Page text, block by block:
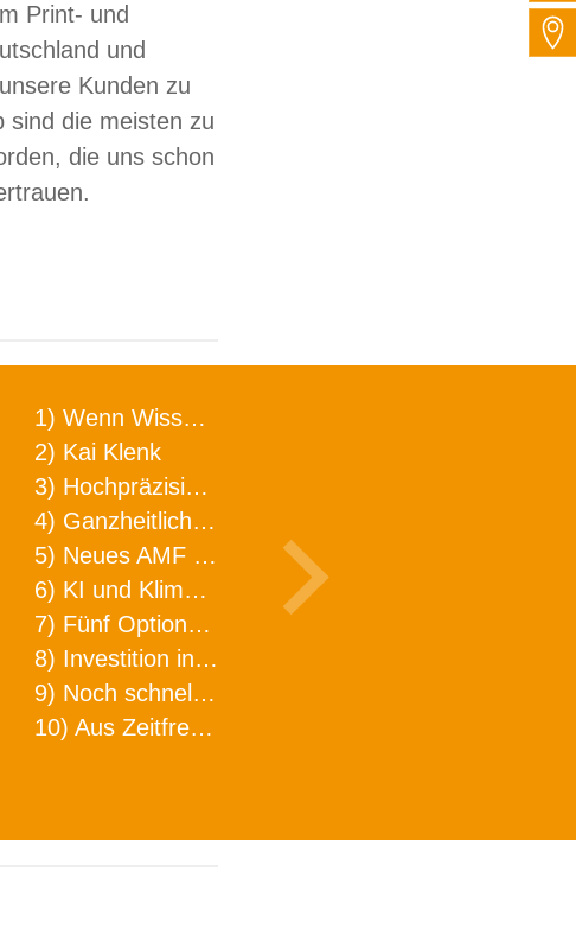
Print- und
und
Kunden zu
sind die meisten zu
die uns schon
1) Wenn Wissen geht, kann ARNO WERKZEUGE helfen
2) Kai Klenk
3) Hochpräzision in neuer Dimension
4) Ganzheitlicher Ansatz für mehr Effizienz und Produktivität in der Zerspanung
5) Neues AMF Logistikzentrum feierlich eröffnet
6) KI und Klimaschutz im Schaltanlagenbau
7) Fünf Optionen, wie man Zeitfresser in Effizienz umwandelt
8) Investition in Fellbach mit nachhaltiger Logistik und Lagerfläche
9) Noch schnellere Lieferung
10) Aus Zeitfressern wird Effizienz